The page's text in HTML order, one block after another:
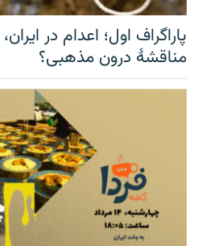
پاراگراف اول؛ اعدام در
مناقشهٔ درون مذهبی؟